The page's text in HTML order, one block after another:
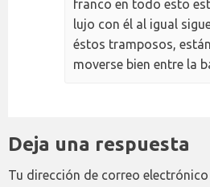
franco en todo esto
lujo con él al igual
éstos tramposos,
moverse bien entre la
Deja una respuesta
Tu dirección de correo